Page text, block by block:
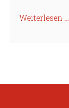
Weiterlesen …